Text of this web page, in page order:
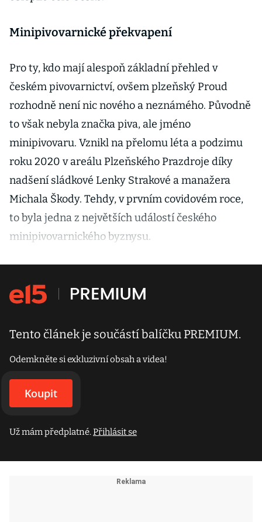
Minipivovarnické překvapení
Pro ty, kdo mají alespoň základní přehled v
českém pivovarnictví, ovšem plzeňský Proud
rozhodně není nic nového a neznámého. Původně
to však nebyla značka piva, ale jméno
minipivovaru. Vznikl na přelomu léta a podzimu
roku 2020 v areálu Plzeňského Prazdroje díky
nadšení sládkové Lenky Strakové a manažera
Michala Škody. Tehdy, v prvním covidovém roce,
to byla jedna z největších událostí českého
minipivovarnického byznysu.
Tento článek je součástí balíčku PREMIUM.
Odemkněte si exkluzivní obsah a videa!
Koupit
Už mám předplatné.Přihlásit se